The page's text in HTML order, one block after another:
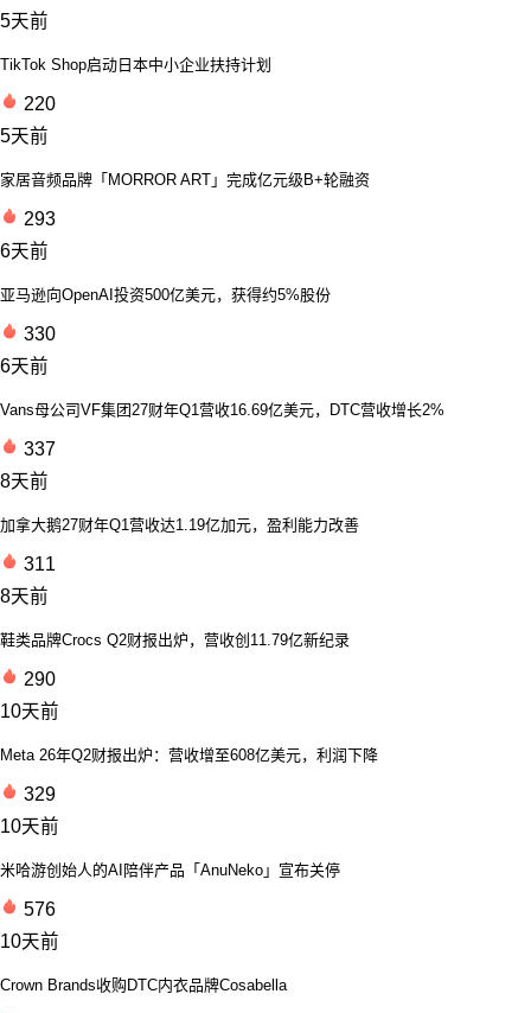
5天前
TikTok Shop启动日本中小企业扶持计划
220
5天前
家居音频品牌「MORROR ART」完成亿元级B+轮融资
293
6天前
亚马逊向OpenAI投资500亿美元，获得约5%股份
330
6天前
Vans母公司VF集团27财年Q1营收16.69亿美元，DTC营收增长2%
337
8天前
加拿大鹅27财年Q1营收达1.19亿加元，盈利能力改善
311
8天前
鞋类品牌Crocs Q2财报出炉，营收创11.79亿新纪录
290
10天前
Meta 26年Q2财报出炉：营收增至608亿美元，利润下降
329
10天前
米哈游创始人的AI陪伴产品「AnuNeko」宣布关停
576
10天前
Crown Brands收购DTC内衣品牌Cosabella